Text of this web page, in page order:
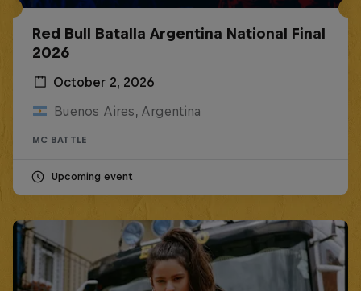
Red Bull Batalla Argentina National Final
2026
October 2, 2026
Buenos Aires, Argentina
MC BATTLE
Upcoming event